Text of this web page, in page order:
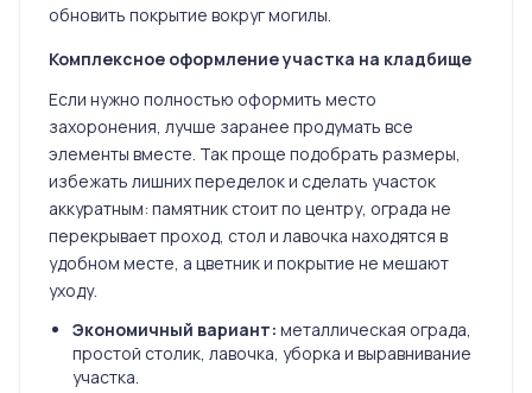
обновить покрытие вокруг могилы.
Комплексное оформление участка на кладбище
Если нужно полностью оформить место
захоронения, лучше заранее продумать все
элементы вместе. Так проще подобрать размеры,
избежать лишних переделок и сделать участок
аккуратным: памятник стоит по центру, ограда не
перекрывает проход, стол и лавочка находятся в
удобном месте, а цветник и покрытие не мешают
уходу.
Экономичный вариант: металлическая ограда,
простой столик, лавочка, уборка и выравнивание
участка.